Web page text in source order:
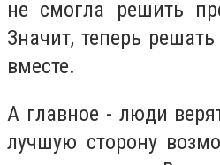
не смогла решить
Значит, теперь
вместе.
А главное - люди
лучшую сторону